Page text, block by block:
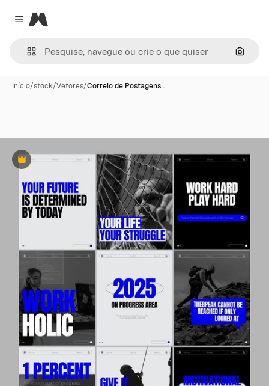
Close menu
Magnific
Início/stock/Vetores/Correio de Postagens…
Premium